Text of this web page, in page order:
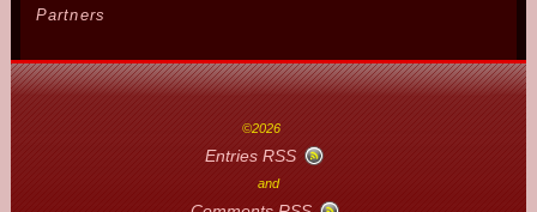
Partners
©2026
Entries RSS
and